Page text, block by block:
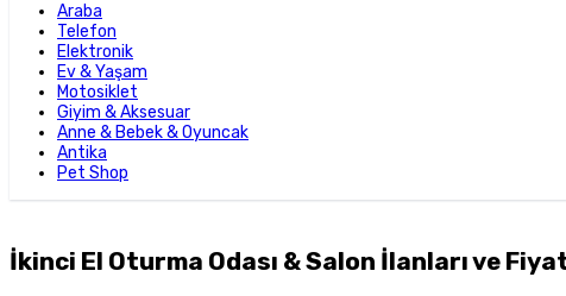
Araba
Telefon
Elektronik
Ev & Yaşam
Motosiklet
Giyim & Aksesuar
Anne & Bebek & Oyuncak
Antika
Pet Shop
İkinci El Oturma Odası & Salon İlanları ve